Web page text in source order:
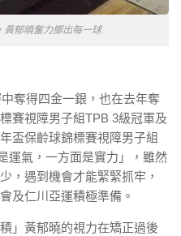
黃郁曉奮力擲出每一球
奪得四金一銀，也在去年奪
賽視障男子組TPB 3級冠軍及
盃保齡球錦標賽視障男子組
運氣，一方面是實力」，雖然
，遇到機會才能緊緊抓牢，
及仁川亞運積極準備。
」黃郁曉的視力在矯正過後